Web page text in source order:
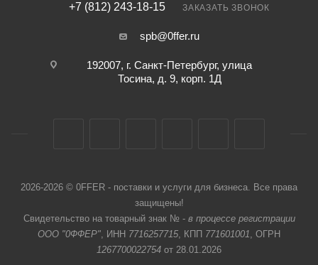
+7 (812) 243-18-15 ЗАКАЗАТЬ ЗВОНОК
spb@0ffer.ru
192007, г. Санкт-Петербург, улица
Тосина, д. 9, корп. 1Д
2026-2026 © 0FFER - поставки и услуги для бизнеса. Все права
защищены!
Свидетельство на товарный знак № - в процессе регистрации
ООО "0ФФЕР", ИНН 7716257715, КПП 771601001, ОГРН
1267700022754 от 28.01.2026